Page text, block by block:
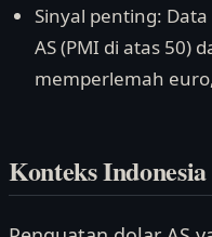
Sinyal penting:
AS (PMI di atas 50)
memperlemah
Konteks Indonesia